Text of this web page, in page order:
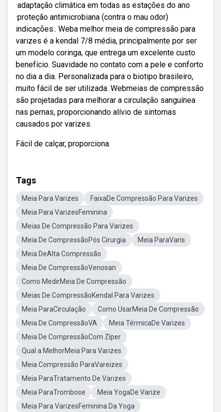
·adaptação climática em todas as estações do ano
·proteção antimicrobiana (contra o mau odor)
indicações:. Weba melhor meia de compressão para
varizes é a kendal 7/8 média, principalmente por ser
um modelo coringa, que entrega um excelente custo
benefício. Suavidade no contato com a pele e conforto
no dia a dia. Personalizada para o biotipo brasileiro,
muito fácil de ser utilizada. Webmeias de compressão
são projetadas para melhorar a circulação sanguínea
nas pernas, proporcionando alívio de sintomas
causados por varizes.
Fácil de calçar, proporciona.
Tags
Meia Para Varizes
FaixaDe Compressão Para Varizes
Meia Para VarizesFeminina
Meias De Compressão Para Varizes
Meia De CompressãoPós Cirurgia
Meia ParaVaris
Meia DeAlta Compressão
Meia De CompressãoVenosan
Como MedirMeia De Compressão
Meias De CompressãoKendal Para Varizes
Meia ParaCirculação
Como UsarMeia De Compressão
Meia De CompressãoVA
Meia TérmicaDe Varizes
Meia De CompressãoCom Zíper
Qual a MelhorMeia Para Varizes
Meia Compressão ParaVareizes
Meia ParaTratamento De Varizes
Meia ParaTrombose
Meia YogaDe Varize
Meia Para VarizesFeminina Da Yoga